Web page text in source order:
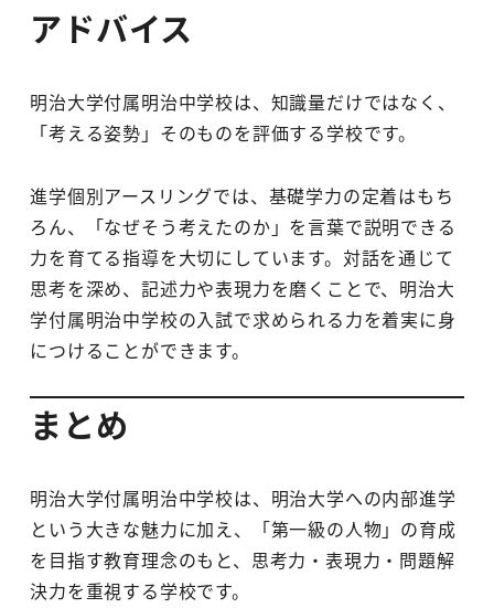
アドバイス
明治大学付属明治中学校は、知識量だけではなく、
「考える姿勢」そのものを評価する学校です。
進学個別アースリングでは、基礎学力の定着はもち
ろん、「なぜそう考えたのか」を言葉で説明できる
力を育てる指導を大切にしています。対話を通じて
思考を深め、記述力や表現力を磨くことで、明治大
学付属明治中学校の入試で求められる力を着実に身
につけることができます。
まとめ
明治大学付属明治中学校は、明治大学への内部進学
という大きな魅力に加え、「第一級の人物」の育成
を目指す教育理念のもと、思考力・表現力・問題解
決力を重視する学校です。